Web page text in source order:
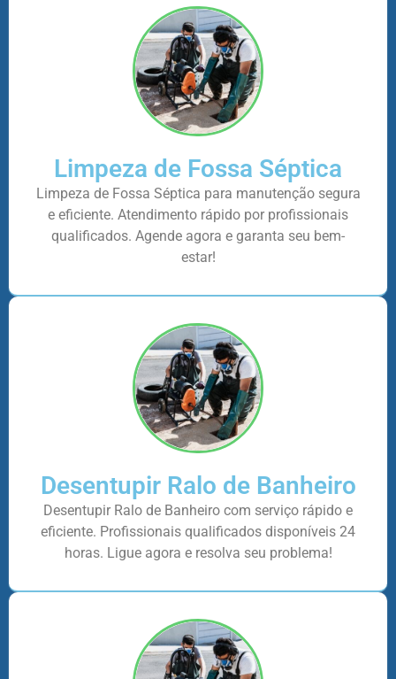
Limpeza de Fossa Séptica
Limpeza de Fossa Séptica para manutenção segura
e eficiente. Atendimento rápido por profissionais
qualificados. Agende agora e garanta seu bem-
estar!
Desentupir Ralo de Banheiro
Desentupir Ralo de Banheiro com serviço rápido e
eficiente. Profissionais qualificados disponíveis 24
horas. Ligue agora e resolva seu problema!